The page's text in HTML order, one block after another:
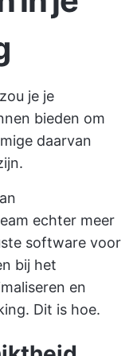
je je
bieden om
daarvan
echter meer
software voor
bij het
en
Dit is hoe.